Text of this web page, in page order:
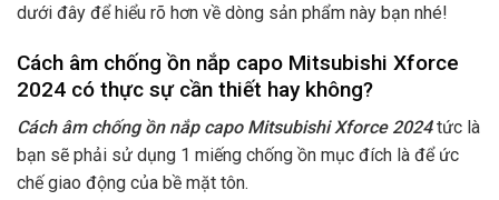
dưới đây để hiểu rõ hơn về dòng sản phẩm này bạn nhé!
Cách âm chống ồn nắp capo Mitsubishi Xforce
2024 có thực sự cần thiết hay không?
Cách âm chống ồn nắp capo Mitsubishi Xforce 2024tức là
bạn sẽ phải sử dụng 1 miếng chống ồn mục đích là để ức
chế giao động của bề mặt tôn.